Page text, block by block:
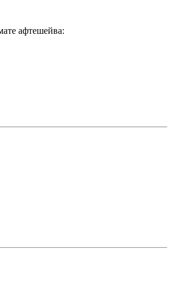
афтешейва: